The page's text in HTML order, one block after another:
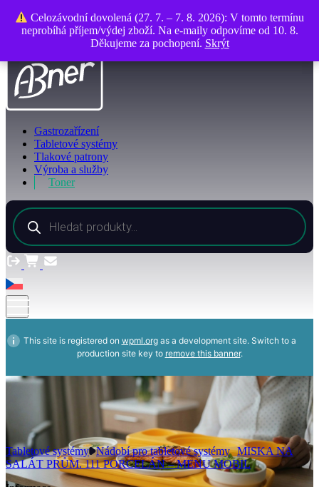
O společnosti
Kontakty
Gastrozařízení
Tabletové systémy
Tlakové patrony
Výroba a služby
Toner
Products
search
Celozávodní dovolená (27. 7. – 7. 8. 2026): V tomto termínu
neprobíhá příjem/výdej zboží. Na e-maily odpovíme od 10. 8.
Děkujeme za pochopení. Skrýt
This site is registered on wpml.orgas a development site. Switch to a
production site key to remove this banner.
Tabletové systémy Nádobí pro tabletové systémy MISKA NA
SALÁT PRŮM. 111 PORCELÁN – MENU MOBIL
Celozávodní dovolená (27. 7. – 7. 8. 2026): V tomto termínu
neprobíhá příjem/výdej zboží. Na e-maily odpovíme od 10. 8.
Děkujeme za pochopení. Skrýt